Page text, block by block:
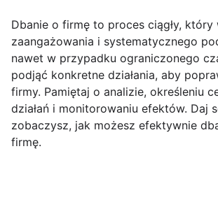
Dbanie o firmę to proces ciągły, który
zaangażowania i systematycznego
nawet w przypadku ograniczonego
podjąć konkretne działania, aby
firmy. Pamiętaj o analizie, określeniu
działań i monitorowaniu efektów. Daj
zobaczysz, jak możesz efektywnie
firmę.